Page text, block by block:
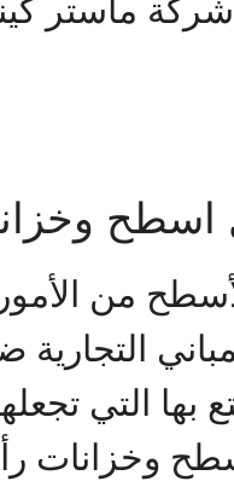
شركة ماستر
من
التجارية
بها التي
وخزانات